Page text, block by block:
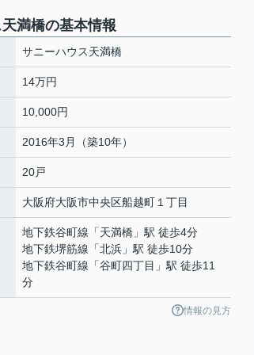
満橋の基本情報
サニーハウス天満橋
14万円
10,000円
2016年3月（築10年）
20戸
大阪府大阪市中央区船越町 １丁目
地下鉄谷町線 「天満橋 」駅 徒歩4分
地下鉄堺筋線 「北浜 」駅 徒歩10分
地下鉄谷町線 「谷町四丁目 」駅 徒歩11
分
情報の見方